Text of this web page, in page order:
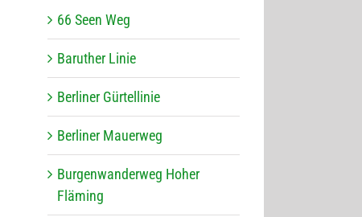
66 Seen Weg
Baru­ther Linie
Ber­li­ner Gürtellinie
Ber­li­ner Mauerweg
Bur­gen­wan­der­weg Hoher
Fläming